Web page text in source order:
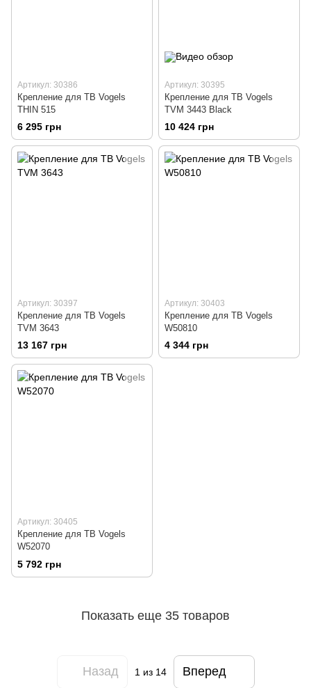
Артикул: 30386
Крепление для ТВ Vogels
THIN 515
6 295 грн
Артикул: 30395
Крепление для ТВ Vogels
TVM 3443 Black
10 424 грн
Артикул: 30397
Крепление для ТВ Vogels
TVM 3643
13 167 грн
Артикул: 30403
Крепление для ТВ Vogels
W50810
4 344 грн
Артикул: 30405
Крепление для ТВ Vogels
W52070
5 792 грн
Показать еще 35 товаров
Назад 1 из 14 Вперед